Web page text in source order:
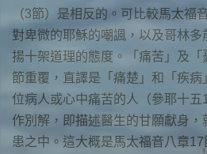
（3節）是相反的。可比較馬太福
對卑微的耶穌的嘲諷，以及哥林
揚十架道理的態度。「痛苦」及
節重覆，直譯是「痛楚」和「疾
位病人或心中痛苦的人（參耶十
作別解，即描述醫生的甘願獻身
患之中。這大概是馬太福音八章